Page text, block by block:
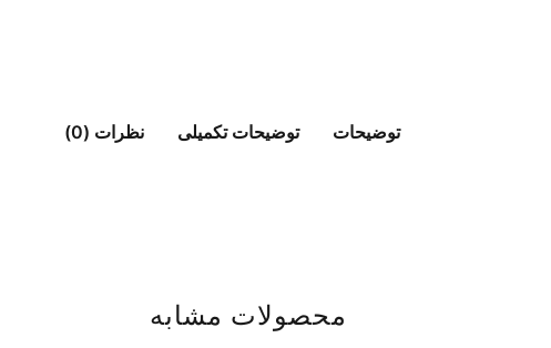
توضیحات توضیحات تکمیلی نظرات (0)
محصولات مشابه